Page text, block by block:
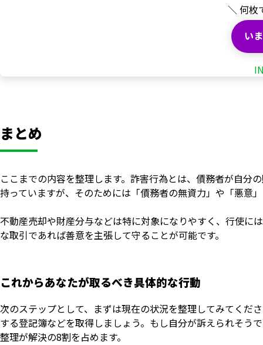
＼ 何枚
い
まとめ
ここまでの内容を整理します。詐害行為とは、債務者が自分
持っていますが、そのためには「債務者の無資力」や「悪意
不動産売却や財産分与などは特に対象になりやすく、行使に
な取引であれば善意を主張して守ることが可能です。
これからあなたが取るべき具体的な行動
次のステップとして、まずは現在の状況を整理してみてくだ
する登記簿などを取得しましょう。もし自分が訴えられそう
整理が解決の8割を占めます。